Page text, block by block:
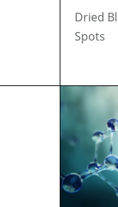
Dried
Spots